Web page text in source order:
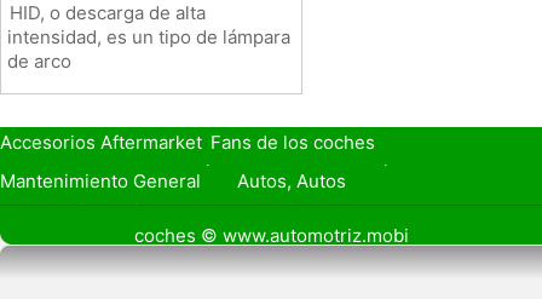
HID, o descarga de alta
intensidad, es un tipo de lámpara
de arco
Accesorios Aftermarket Fans de los coches
Seguro de Coche
Préstamos y Financiación
Mantenimiento General
Autos, Autos
Seguridad Vial
Combustibles
Vender Mi Cochecoches © www.automotriz.mobi